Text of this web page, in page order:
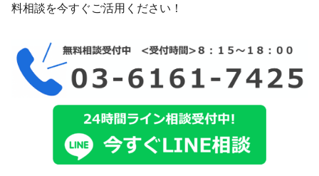
料相談を今すぐご活用ください！